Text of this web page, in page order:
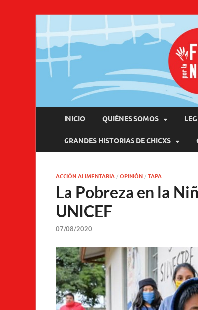
INICIO QUIÉNES SOMOS
GRANDES HISTORIAS DE CHICXS
ACCIÓN ALIMENTARIA / OPINIÓN / TAPA
La Pobreza en la
UNICEF
07/08/2020